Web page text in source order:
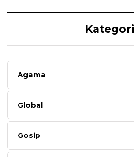
Kategori
Agama
Global
Gosip